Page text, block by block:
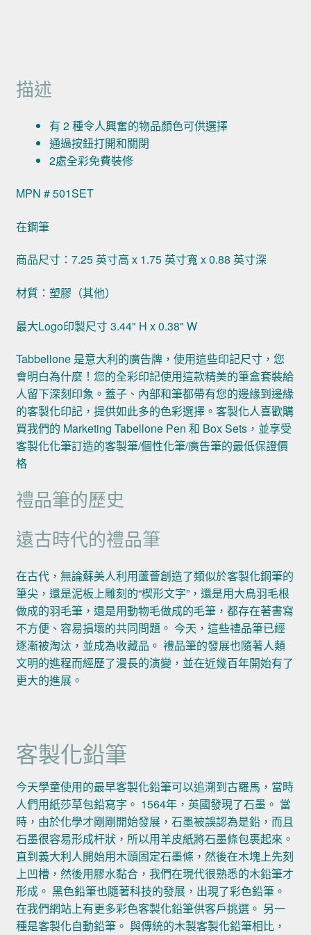
描述
有 2 種令人興奮的物品顏色可供選擇
通過按鈕打開和關閉
2處全彩免費裝修
MPN # 501SET
在鋼筆
商品尺寸：7.25 英寸高 x 1.75 英寸寬 x 0.88 英寸深
材質：塑膠（其他）
最大Logo印製尺寸 3.44" H x 0.38" W
Tabbellone 是意大利的廣告牌，使用這些印記尺寸，您
會明白為什麼！您的全彩印記使用這款精美的筆盒套裝給
人留下深刻印象。蓋子、內部和筆都帶有您的邊緣到邊緣
的客製化印記，提供如此多的色彩選擇。客製化人喜歡購
買我們的 Marketing Tabellone Pen 和 Box Sets，並享受
客製化化筆訂造的客製筆/個性化筆/廣告筆的最低保證價
格
禮品筆的歷史
遠古時代的禮品筆
在古代，無論蘇美人利用蘆薈創造了類似於客製化鋼筆的
筆尖，還是泥板上雕刻的“楔形文字”，還是用大鳥羽毛根
做成的羽毛筆，還是用動物毛做成的毛筆，都存在著書寫
不方便、容易損壞的共同問題。 今天，這些禮品筆已經
逐漸被淘汰，並成為收藏品。 禮品筆的發展也隨著人類
文明的進程而經歷了漫長的演變，並在近幾百年開始有了
更大的進展。
客製化鉛筆
今天學童使用的最早客製化鉛筆可以追溯到古羅馬，當時
人們用紙莎草包鉛寫字。 1564年，英國發現了石墨。 當
時，由於化學才剛剛開始發展，石墨被誤認為是鉛，而且
石墨很容易形成杆狀，所以用羊皮紙將石墨條包裹起來。
直到義大利人開始用木頭固定石墨條，然後在木塊上先刻
上凹槽，然後用膠水黏合，我們在現代很熟悉的木鉛筆才
形成。 黑色鉛筆也隨著科技的發展，出現了彩色鉛筆。
在我們網站上有更多彩色客製化鉛筆供客戶挑選。 另一
種是客製化自動鉛筆。 與傳統的木製客製化鉛筆相比，